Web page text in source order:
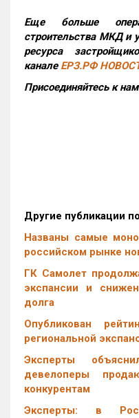
Еще больше
строительства МКД и
ресурса
канале ЕРЗ.РФ
Присоединяйтесь к
Другие публикации
Названы самые
российском рынке
ГК Самолет
экспансии и
долга
Опубликован
региональной
Эксперты
девелоперы
конкурентам
Эксперты: в